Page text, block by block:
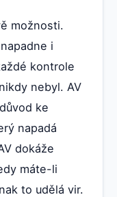
možnosti.
i
kontrole
nebyl. AV
ke
napadá
dokáže
máte-li
to udělá vir.